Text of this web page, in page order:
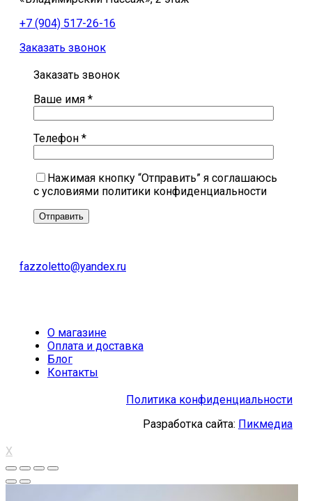
+7 (904) 517-26-16
Заказать звонок
Заказать звонок
Ваше имя *
Телефон *
Нажимая кнопку “Отправить” я соглашаюсь
с условиями политики конфиденциальности
fazzoletto@yandex.ru
О магазине
Оплата и доставка
Блог
Контакты
Политика конфиденциальности
Разработка сайта: Пикмедиа
X